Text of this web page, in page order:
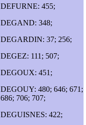
DEFURNE: 455;
DEGAND: 348;
DEGARDIN: 37; 256;
DEGEZ: 111; 507;
DEGOUX: 451;
DEGOUY: 480; 646; 671;
686; 706; 707;
DEGUISNES: 422;